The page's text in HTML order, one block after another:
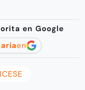
en Google
en